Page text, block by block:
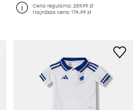
Cena regularna:259,99 zł
Najniższa cena:174,99 zł